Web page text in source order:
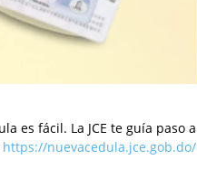
es fácil. La JCE te guía paso a
https://nuevacedula.jce.gob.do/